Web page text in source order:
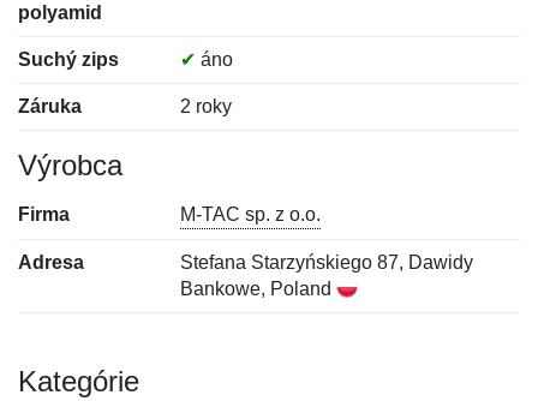
polyamid
Suchý zips ✔ áno
Záruka 2 roky
Výrobca
Firma M-TAC sp. z o.o.
Adresa
Stefana Starzyńskiego 87, Dawidy
Bankowe, Poland
Kategórie